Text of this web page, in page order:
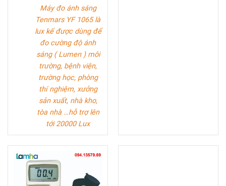
Máy đo ánh sáng
Tenmars YF 1065 là
lux kế được dùng để
đo cường độ ánh
sáng ( Lumen ) môi
trường, bệnh viện,
trường học, phòng
thí nghiệm, xưởng
sản xuất, nhà kho,
tòa nhà …hỗ trợ lên
tới 20000 Lux